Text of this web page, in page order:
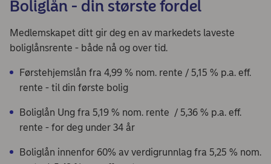
Boliglån - din største fordel
Medlemskapet ditt gir deg en av markedets laveste
boliglånsrente - både nå og over tid.
Førstehjemslån fra 4,99 % nom. rente / 5,15 % p.a. eff.
rente - til din første bolig
Boliglån Ung fra 5,19 % nom. rente / 5,36 % p.a. eff.
rente - for deg under 34 år
Boliglån innenfor 60% av verdigrunnlag fra 5,25 % nom.